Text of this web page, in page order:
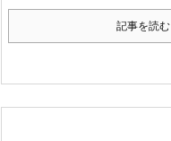
記事を読む